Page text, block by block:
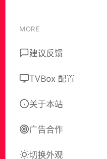
MORE
建议反馈
TVBox 配置
关于本站
广告合作
切换外观